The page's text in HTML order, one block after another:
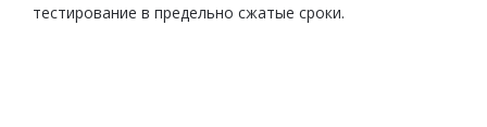
тестирование в предельно сжатые сроки.